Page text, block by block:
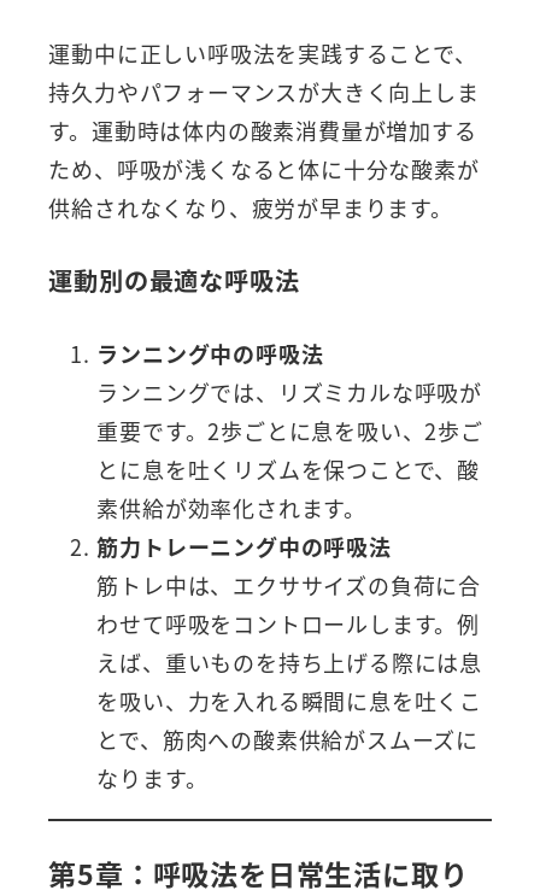
運動中に正しい呼吸法を実践することで、
持久力やパフォーマンスが大きく向上しま
す。運動時は体内の酸素消費量が増加する
ため、呼吸が浅くなると体に十分な酸素が
供給されなくなり、疲労が早まります。
運動別の最適な呼吸法
ランニング中の呼吸法
ランニングでは、リズミカルな呼吸が
重要です。2歩ごとに息を吸い、2歩ご
とに息を吐くリズムを保つことで、酸
素供給が効率化されます。
筋力トレーニング中の呼吸法
筋トレ中は、エクササイズの負荷に合
わせて呼吸をコントロールします。例
えば、重いものを持ち上げる際には息
を吸い、力を入れる瞬間に息を吐くこ
とで、筋肉への酸素供給がスムーズに
なります。
第5章：呼吸法を日常生活に取り